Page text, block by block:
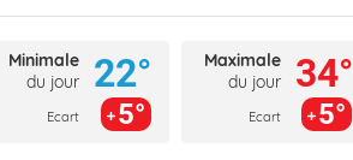
Minimale
du jour
Ecart
22°
5°
Maximale
du jour
Ecart
34°
5°